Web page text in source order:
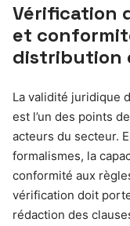
Vérification
et
distribution
La validité juridique
est l’un des points
acteurs du secteur.
formalismes, la
conformité aux
vérification doit
rédaction des